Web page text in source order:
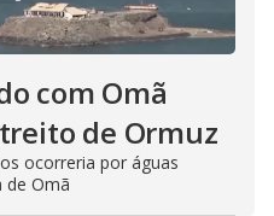
com Omã
de Ormuz
ocorreria por águas
de Omã